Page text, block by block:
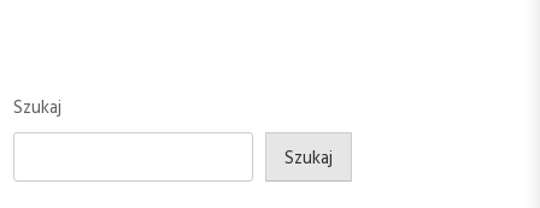
w
i
t
s
t
Szukaj
Szukaj